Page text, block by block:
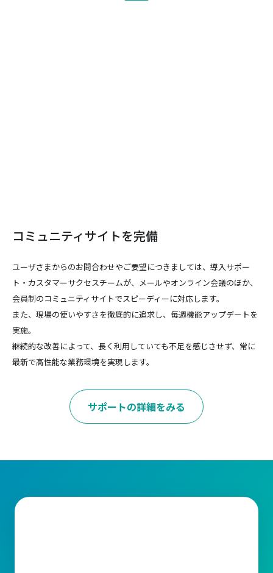
コミュニティサイトを完備
ユーザさまからのお問合わせやご要望につきましては、導入サポー
ト・カスタマーサクセスチームが、メールやオンライン会議のほか、
会員制のコミュニティサイトでスピーディーに対応します。
また、現場の使いやすさを徹底的に追求し、毎週機能アップデートを
実施。
継続的な改善によって、長く利用していても不足を感じさせず、常に
最新で高性能な業務環境を実現します。
サポートの詳細をみる